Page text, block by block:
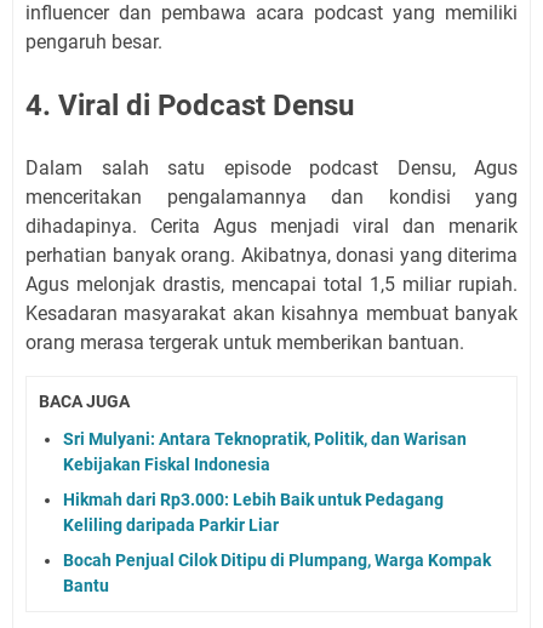
influencer dan pembawa acara podcast yang memiliki
pengaruh besar.
4. Viral di Podcast Densu
Dalam salah satu episode podcast Densu, Agus
menceritakan pengalamannya dan kondisi yang
dihadapinya. Cerita Agus menjadi viral dan menarik
perhatian banyak orang. Akibatnya, donasi yang diterima
Agus melonjak drastis, mencapai total 1,5 miliar rupiah.
Kesadaran masyarakat akan kisahnya membuat banyak
orang merasa tergerak untuk memberikan bantuan.
BACA JUGA
Sri Mulyani: Antara Teknopratik, Politik, dan Warisan
Kebijakan Fiskal Indonesia
Hikmah dari Rp3.000: Lebih Baik untuk Pedagang
Keliling daripada Parkir Liar
Bocah Penjual Cilok Ditipu di Plumpang, Warga Kompak
Bantu